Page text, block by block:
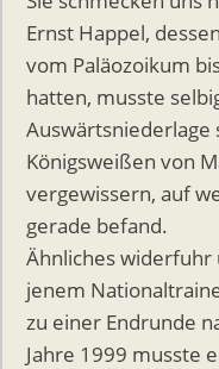
Ernst Happel,
vom Paläozoikum
hatten, musste
Auswärtsniederlage
Königsweißen von
vergewissern, auf
gerade befand.
Ähnliches widerfuhr
jenem
zu einer Endrunde
Jahre 1999 musste